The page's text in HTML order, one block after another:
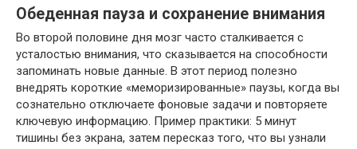
Обеденная пауза и сохранение внимания
Во второй половине дня мозг часто сталкивается с
усталостью внимания, что сказывается на способности
запоминать новые данные. В этот период полезно
внедрять короткие «меморизированные» паузы, когда вы
сознательно отключаете фоновые задачи и повторяете
ключевую информацию. Пример практики: 5 минут
тишины без экрана, затем пересказ того, что вы узнали